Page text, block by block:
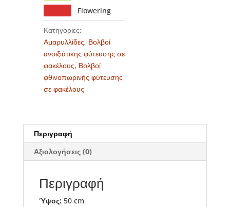
Flowering
Κατηγορίες:
Αμαρυλλίδες, Βολβοί
ανοιξιάτικης φύτευσης σε
φακέλους, Βολβοί
φθινοπωρινής φύτευσης
σε φακέλους
Περιγραφή
Αξιολογήσεις (0)
Περιγραφή
Ύψος: 50 cm